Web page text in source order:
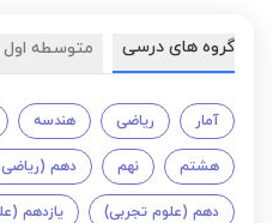
گروه های درسی متوسطه اول
آمار ریاضی هندسه
هشتم نهم دهم
دهم (علوم تجربی) یازدهم